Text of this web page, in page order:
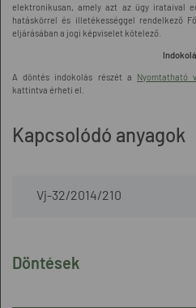
Döntések
elektronikusan, amely azt az ügy irataival
hatáskörrel és illetékességgel rendelkező
eljárásában a jogi képviselet kötelező.
A döntés indokolás részét a Nyomtatható
kattintva érheti el.
Kapcsolódó anyagok
Vj-32/2014/210